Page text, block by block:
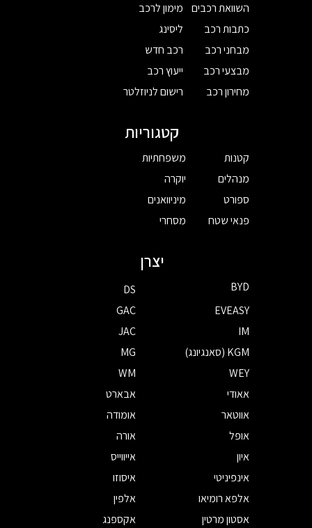
השוואת רכבים
כתבות רכב
מבחני רכב
מבצעי רכב
מחירון רכב
מימון לרכב
ליסינג
רכב חדש
ייעוץ רכב
רישום לניוזלטר
קטגוריות
קטנות
מנהלים
ספורט
פנאי שטח
משפחתיות
יוקרה
מיניוואנים
מסחרי
יצרן
BYD
DS
EVEASY
GAC
IM
JAC
KGM (סאנגיונג)
MG
WEY
WM
אאודי
אבארט
אווטאר
אומודה
אופל
אורה
איון
אייווייס
אינפיניטי
איסוזו
אלפא רומיאו
אלפין
אסטון מרטין
אקספנג